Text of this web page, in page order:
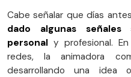
Cabe señalar que días
dado algunas
personal y profesional.
redes, la animadora
desarrollando una idea